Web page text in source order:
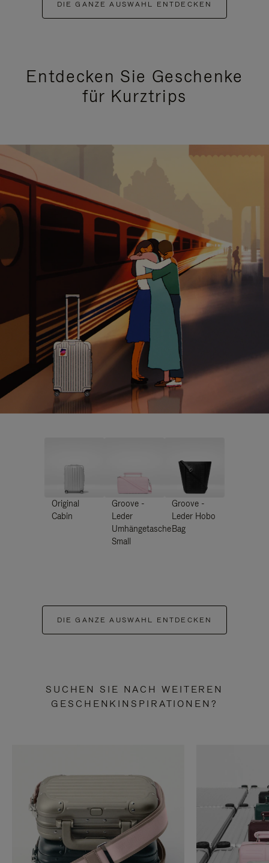
DIE GANZE AUSWAHL ENTDECKEN
Entdecken Sie Geschenke
für Kurztrips
Original
Cabin
Groove -
Leder
Umhängetasche
Small
Groove -
Leder Hobo
Bag
DIE GANZE AUSWAHL ENTDECKEN
SUCHEN SIE NACH WEITEREN
GESCHENKINSPIRATIONEN?